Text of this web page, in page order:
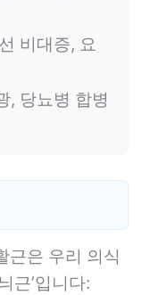
비대증, 요
, 당뇨병 합병
근은 우리 의식
근’입니다: